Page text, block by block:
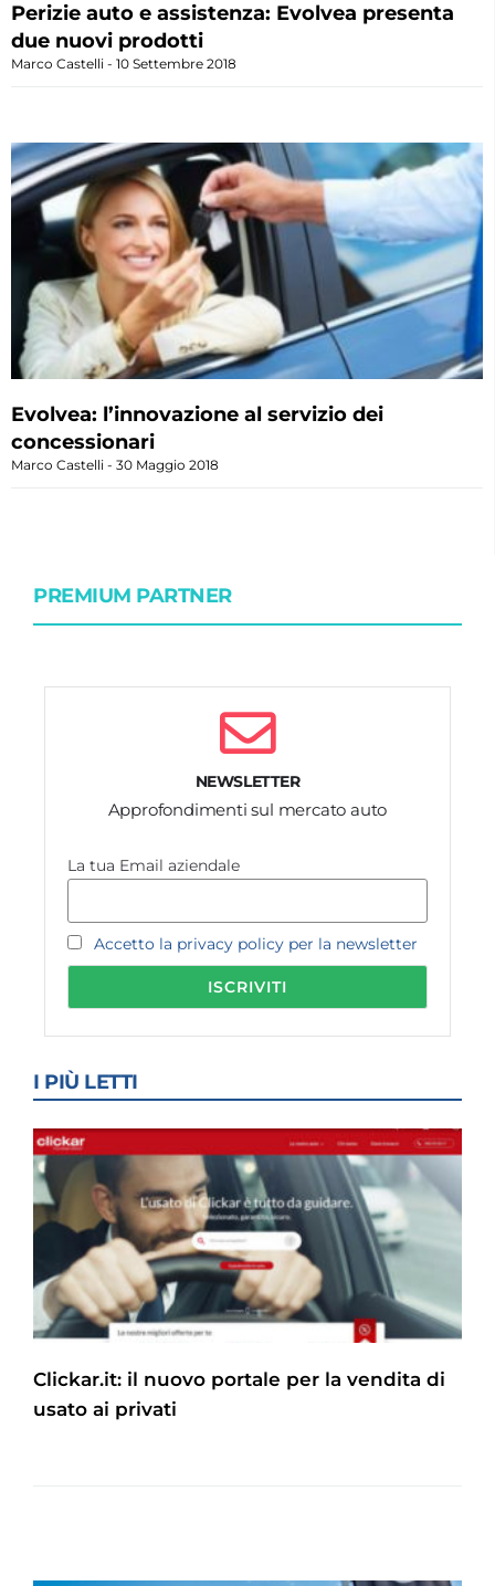
Perizie auto e assistenza: Evolvea presenta
due nuovi prodotti
Marco Castelli 10 Settembre 2018
Evolvea: l’innovazione al servizio dei
concessionari
Marco Castelli 30 Maggio 2018
PREMIUM PARTNER
NEWSLETTER
Approfondimenti sul mercato auto
La tua Email aziendale
Accetto la privacy policy per la newsletter
I PIÙ LETTI
Clickar.it: il nuovo portale per la vendita di
usato ai privati